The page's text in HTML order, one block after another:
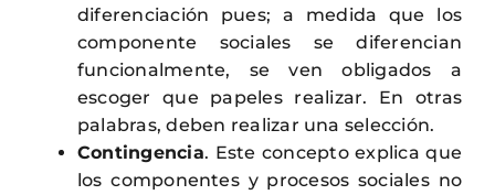
diferenciación pues; a medida que los
componente sociales se diferencian
funcionalmente, se ven obligados a
escoger que papeles realizar. En otras
palabras, deben realizar una selección.
Contingencia. Este concepto explica que
los componentes y procesos sociales no